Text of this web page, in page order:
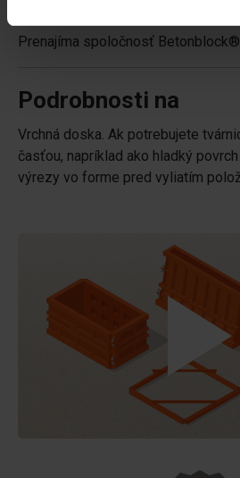
Prenajíma spoločnosť
Podrobnosti na
Vrchná doska. Ak potrebujete
časťou, napríklad ako hladký
výrezy vo forme pred vyliatím